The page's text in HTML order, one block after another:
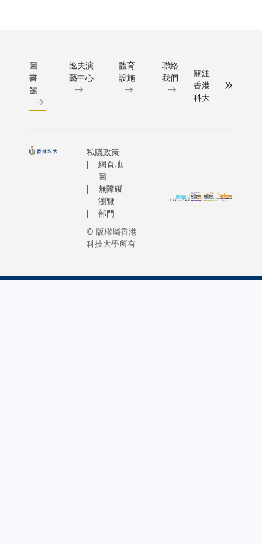
圖
書
館
逸夫演
藝中心
體育
設施
聯絡
我們
關注
香港
科大
私隱政策
網頁地
圖
無障礙
瀏覽
部門
© 版權屬香港
科技大學所有